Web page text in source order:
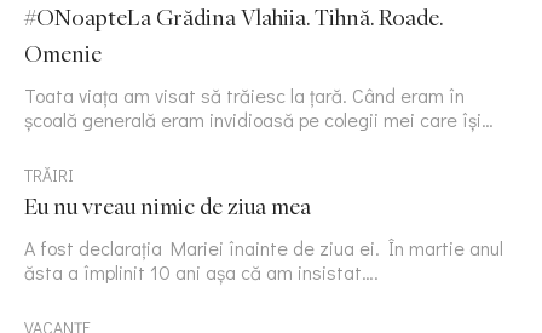
#ONoapteLa Grădina Vlahiia. Tihnă. Roade.
Omenie
Toata viața am visat să trăiesc la țară. Când eram în
școală generală eram invidioasă pe colegii mei care își…
TRĂIRI
Eu nu vreau nimic de ziua mea
A fost declarația Mariei înainte de ziua ei. În martie anul
ăsta a împlinit 10 ani așa că am insistat….
VACANȚE